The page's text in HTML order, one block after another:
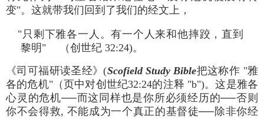
变"。这就带我们回到了我们的经文上，
"只剩下雅各一人。有一个人来和他摔跤，直到
黎明" （创世纪 32:24)。
《司可福研读圣经》(Scofield Study Bible把这称作 "雅
各的危机"（页中对创世纪32:24的注释 "b")。这是雅各
心灵的危机──而这同样也是你所必须经历的──否则
你不会得救, 不能成为一个真正的基督徒──除非你经